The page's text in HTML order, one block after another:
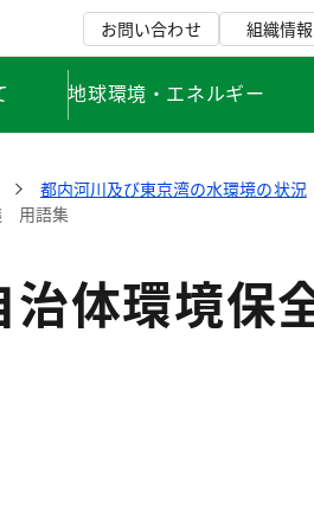
お問い合わせ 組織情報
地球環境・エネルギー
都内河川及び東京湾の水環境の状況
用語集
治体環境